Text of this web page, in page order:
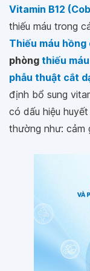
Vitamin B12
thiếu máu trong
Thiếu máu hồng
phòng thiếu
phẫu thuật cắt
định bổ sung
có dấu hiệu
thường như: cảm